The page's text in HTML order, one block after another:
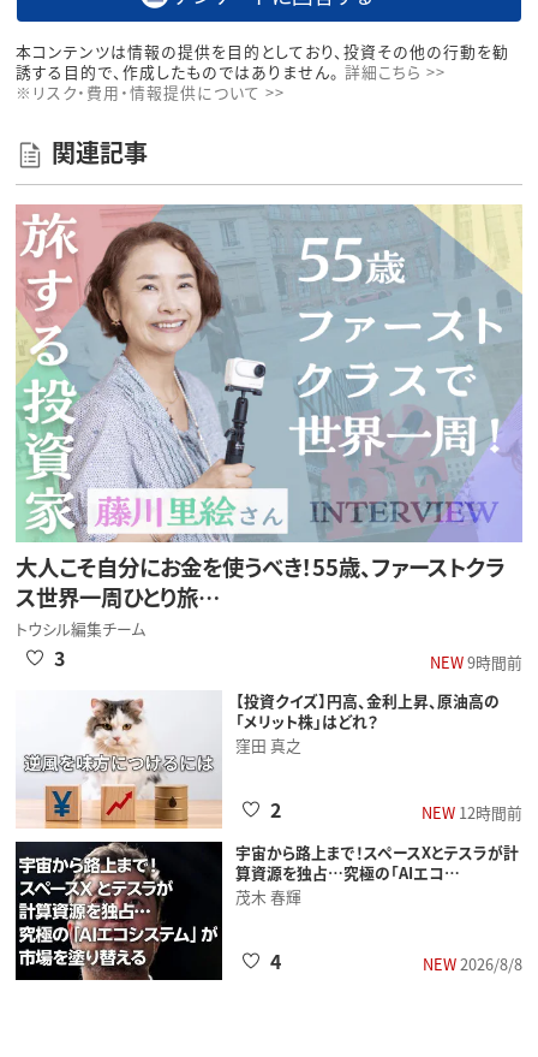
本コンテンツは情報の提供を目的としており、投資その他の行動を勧
誘する目的で、作成したものではありません。 詳細こちら >>
※リスク・費用・情報提供について >>
関連記事
大人こそ自分にお金を使うべき！55歳、ファーストクラ
ス世界一周ひとり旅…
トウシル編集チーム
NEW9時間前
3
【投資クイズ】円高、金利上昇、原油高の
「メリット株」はどれ？
窪田 真之
NEW12時間前
2
宇宙から路上まで！スペースXとテスラが計
算資源を独占…究極の「AIエコ…
茂木 春輝
NEW2026/8/8
4